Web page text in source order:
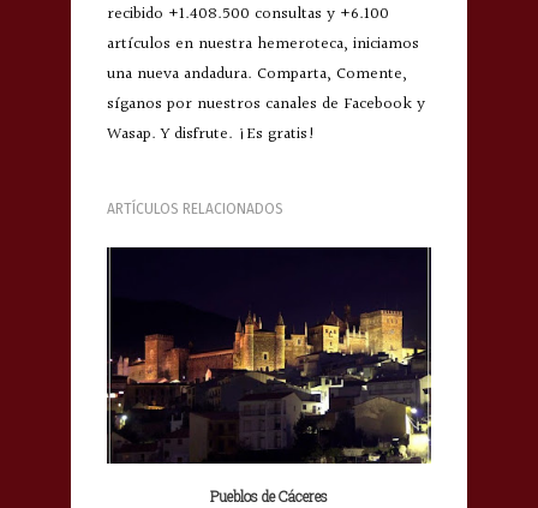
recibido +1.408.500 consultas y +6.100
artículos en nuestra hemeroteca, iniciamos
una nueva andadura. Comparta, Comente,
síganos por nuestros canales de Facebook y
Wasap. Y disfrute. ¡Es gratis!
ARTÍCULOS RELACIONADOS
Pueblos de Cáceres